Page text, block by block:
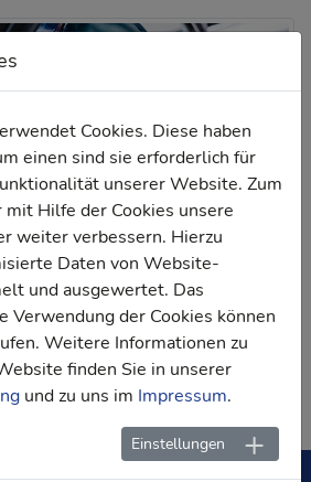
Cookies. Diese haben
einen sind sie erforderlich für
unserer Website. Zum
Hilfe der Cookies unsere
weiter verbessern. Hierzu
Daten von Website-
und ausgewertet. Das
Verwendung der Cookies können
Weitere Informationen zu
finden Sie in unserer
und zu uns im Impressum.
Einstellungen